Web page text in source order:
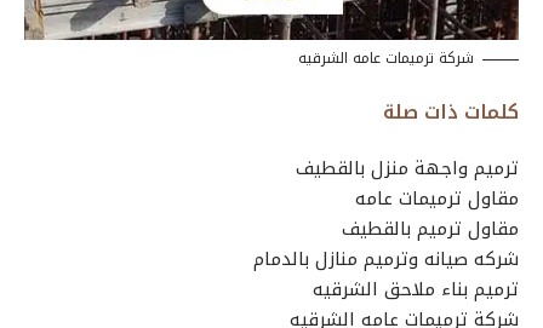
شركة ترميمات عامه الشرقيه
كلمات ذات صلة
ترميم واجهة منزل بالقطيف
مقاول ترميمات عامه
مقاول ترميم بالقطيف
شركه صيانه وترميم منازل بالدمام
ترميم بناء ملاحق الشرقيه
شركة ترميمات عامه الشرقيه